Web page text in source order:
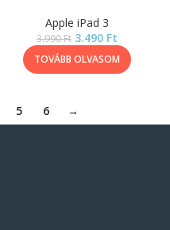
Apple iPad 3
3.990Ft 3.490 Ft
TOVÁBB OLVASOM
5 6 →